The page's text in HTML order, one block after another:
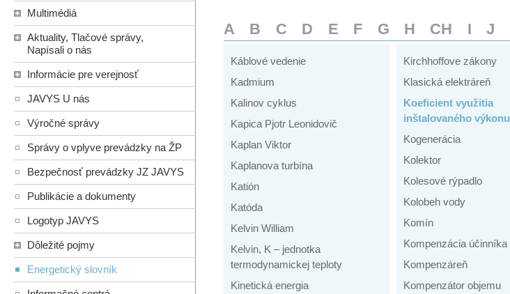
Multimédiá
Aktuality, Tlačové správy,
Napísali o nás
Informácie pre verejnosť
JAVYS U nás
Výročné správy
Správy o vplyve prevádzky na ŽP
Bezpečnosť prevádzky JZ JAVYS
Publikácie a dokumenty
Logotyp JAVYS
Dôležité pojmy
Energetický slovník
A B C D E F G H CH I J
Káblové vedenie
Kadmium
Kalinov cyklus
Kapica Pjotr Leonidovič
Kaplan Viktor
Kaplanova turbína
Katión
Katóda
Kelvin William
Kelvin, K – jednotka
termodynamickej teploty
Kinetická energia
Kirchhoffove zákony
Klasická elektráreň
Koeficient využitia
inštalovaného výkonu
Kogenerácia
Kolektor
Kolesové rýpadlo
Kolobeh vody
Komín
Kompenzácia účinníka
Kompenzáreň
Kompenzátor objemu